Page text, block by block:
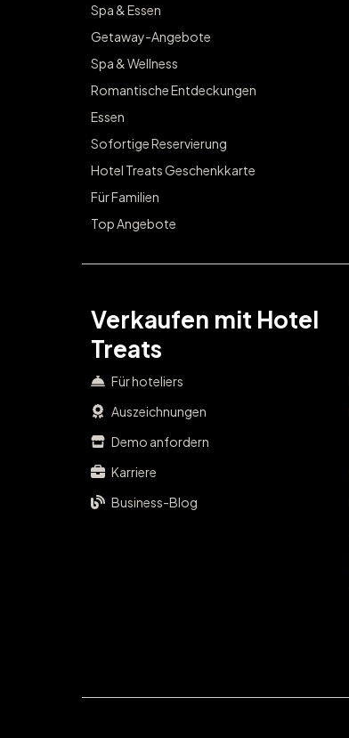
Spa & Essen
Getaway-Angebote
Spa & Wellness
Romantische Entdeckungen
Essen
Sofortige Reservierung
Hotel Treats Geschenkkarte
Für Familien
Top Angebote
Verkaufen mit Hotel
Treats
Für hoteliers
Auszeichnungen
Demo anfordern
Karriere
Business-Blog